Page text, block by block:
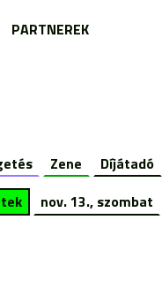
Zene Díjátadó
nov. 13., szombat
PARTNEREK